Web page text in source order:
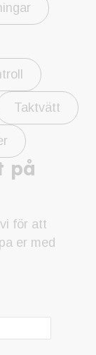
Taktvätt
på
för att
er med